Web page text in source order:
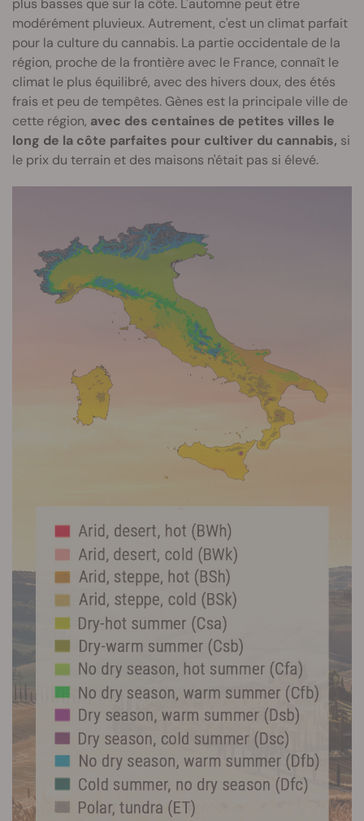
plus basses que sur la côte. L'automne peut être
modérément pluvieux. Autrement, c'est un climat parfait
pour la culture du cannabis. La partie occidentale de la
région, proche de la frontière avec le France, connaît le
climat le plus équilibré, avec des hivers doux, des étés
frais et peu de tempêtes. Gènes est la principale ville de
cette région, avec des centaines de petites villes le
long de la côte parfaites pour cultiver du cannabis, si
le prix du terrain et des maisons n'était pas si élevé.